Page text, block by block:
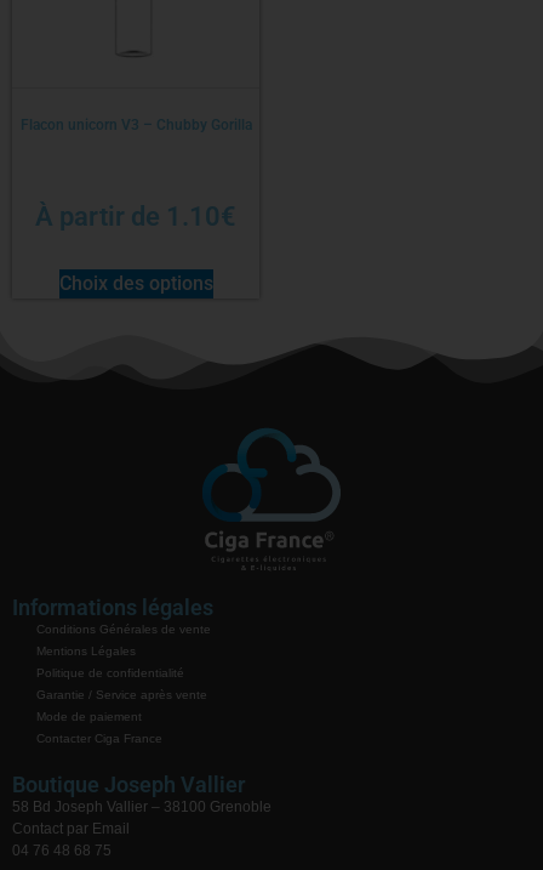
Flacon unicorn V3 – Chubby Gorilla
À partir de 1.10€
Choix des options
Informations légales
Conditions Générales de vente
Mentions Légales
Politique de confidentialité
Garantie / Service après vente
Mode de paiement
Contacter Ciga France
Boutique Joseph Vallier
58 Bd Joseph Vallier – 38100 Grenoble
Contact par Email
04 76 48 68 75